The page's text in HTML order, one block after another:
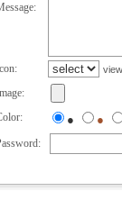
view
● ●